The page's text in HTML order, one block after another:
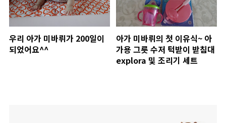
우리 아가 미바뤼가 200일이
되었어요^^
아가 미바뤼의 첫 이유식~ 아
가용 그릇 수저 턱받이 받침대
explora 및 조리기 세트